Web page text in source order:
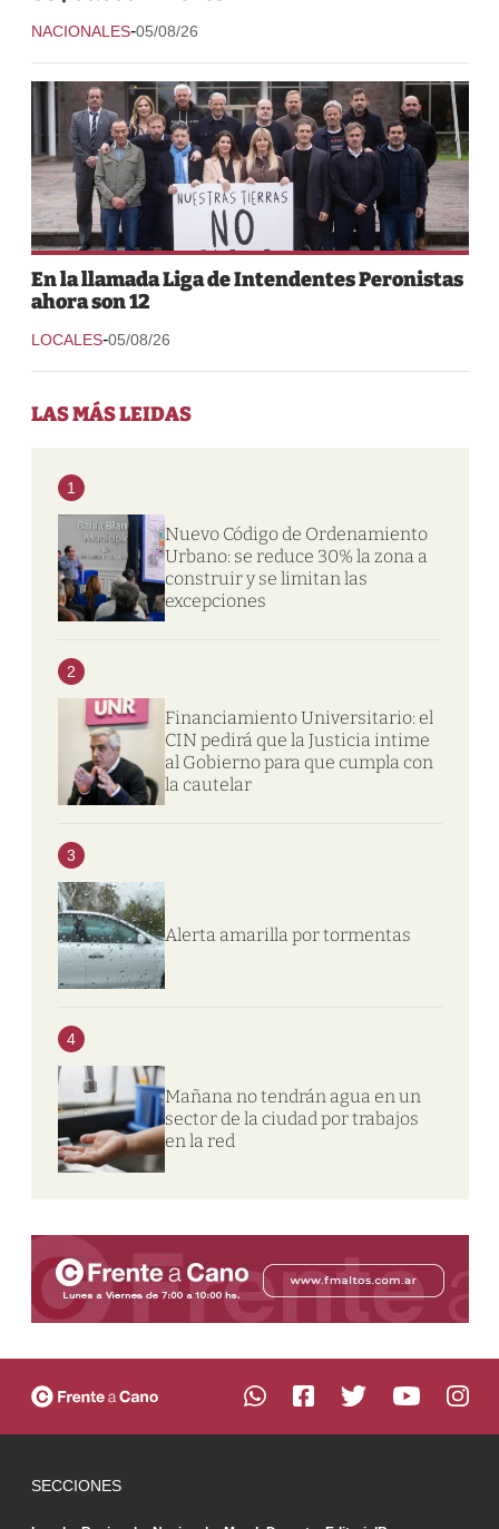
NACIONALES-05/08/26
En la llamada Liga de Intendentes Peronistas
ahora son 12
LOCALES-05/08/26
LAS MÁS LEIDAS
1
Nuevo Código de Ordenamiento
Urbano: se reduce 30% la zona a
construir y se limitan las
excepciones
2
Financiamiento Universitario: el
CIN pedirá que la Justicia intime
al Gobierno para que cumpla con
la cautelar
3
Alerta amarilla por tormentas
4
Mañana no tendrán agua en un
sector de la ciudad por trabajos
en la red
SECCIONES